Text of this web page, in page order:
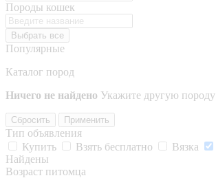
Породы кошек
Выбрать все
Популярные
Каталог пород
Ничего не найдено Укажите другую породу
Сбросить Применить
Тип объявления
Купить
Взять бесплатно Вязка
Найдены
Возраст питомца